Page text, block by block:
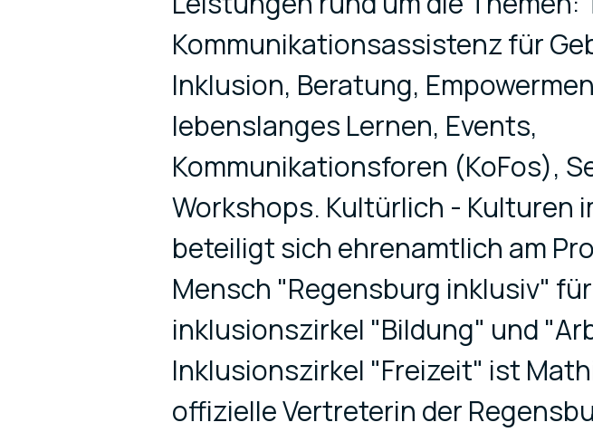
Kommunikationsassistenz für
Inklusion, Beratung,
lebenslanges Lernen, Events,
Kommunikationsforen (KoFos),
Workshops. Kultürlich - Kulturen
beteiligt sich ehrenamtlich am
Mensch "Regensburg inklusiv"
inklusionszirkel "Bildung" und
Inklusionszirkel "Freizeit" ist
offizielle Vertreterin der